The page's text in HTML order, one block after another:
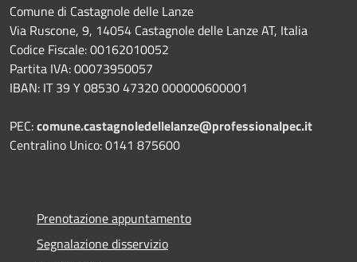
Comune di Castagnole delle Lanze
Via Ruscone, 9, 14054 Castagnole delle Lanze AT, Italia
Codice Fiscale: 00162010052
Partita IVA: 00073950057
IBAN: IT 39 Y 08530 47320 000000600001
PEC:comune.castagnoledellelanze@professionalpec.it
Centralino Unico: 0141 875600
Prenotazione appuntamento
Segnalazione disservizio